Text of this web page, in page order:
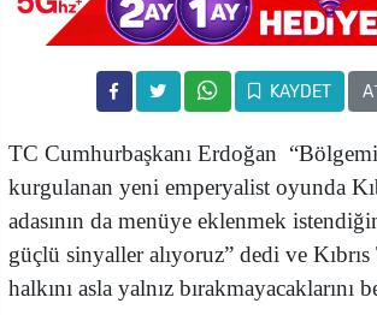
KAYDET A
TC Cumhurbaşkanı Erdoğan
kurgulanan yeni emperyalist oyunda
adasının da menüye eklenmek
güçlü sinyaller alıyoruz” dedi ve
halkını asla yalnız bırakmayacaklarını